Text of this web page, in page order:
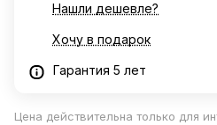
Нашли дешевле?
Хочу в подарок
Гарантия 5 лет
Цена действительна только для